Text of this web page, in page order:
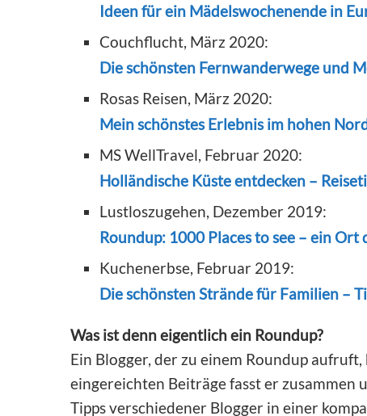
Ideen für ein Mädelswochenende in
Couchflucht, März 2020:
Die schönsten Fernwanderwege und
Rosas Reisen, März 2020:
Mein schönstes Erlebnis im hohen
MS WellTravel, Februar 2020:
Holländische Küste entdecken –
Lustloszugehen, Dezember 2019:
Roundup: 1000 Places to see – ein
Kuchenerbse, Februar 2019:
Die schönsten Strände für Familien –
Was ist denn eigentlich ein Roundup?
Ein Blogger, der zu einem Roundup
eingereichten Beiträge fasst er zusammen
Tipps verschiedener Blogger in einer